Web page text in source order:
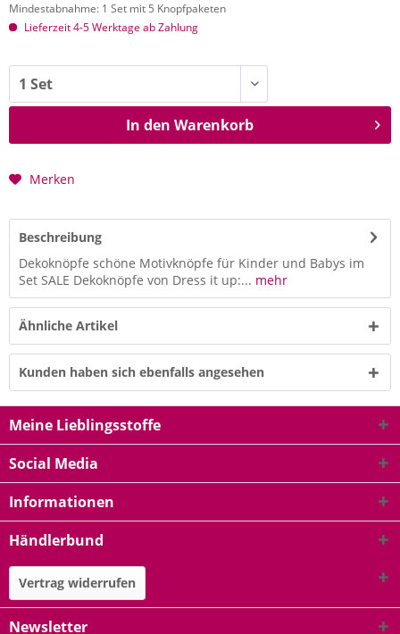
Mindestabnahme: 1 Set mit 5 Knopfpaketen
Lieferzeit 4-5 Werktage ab Zahlung
In den Warenkorb
Merken
Beschreibung
Dekoknöpfe schöne Motivknöpfe für Kinder und Babys im
Set SALE Dekoknöpfe von Dress it up:... mehr
Ähnliche Artikel
Kunden haben sich ebenfalls angesehen
Meine Lieblingsstoffe
Social Media
Informationen
Händlerbund
Vertrag widerrufen
Newsletter